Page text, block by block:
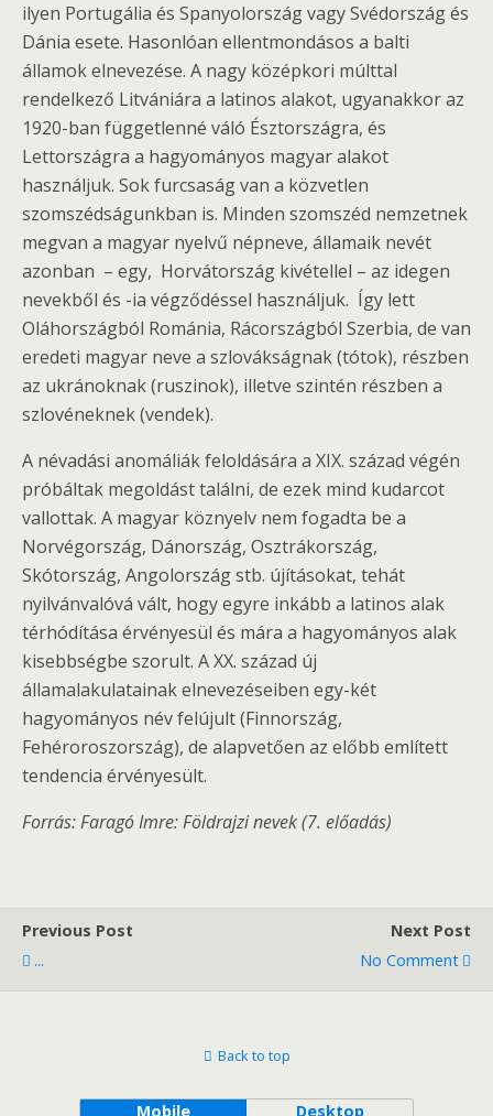
ilyen Portugália és Spanyolország vagy Svédország és
Dánia esete. Hasonlóan ellentmondásos a balti
államok elnevezése. A nagy középkori múlttal
rendelkező Litvániára a latinos alakot, ugyanakkor az
1920-ban függetlenné váló Észtországra, és
Lettországra a hagyományos magyar alakot
használjuk. Sok furcsaság van a közvetlen
szomszédságunkban is. Minden szomszéd nemzetnek
megvan a magyar nyelvű népneve, államaik nevét
azonban – egy, Horvátország kivétellel – az idegen
nevekből és -ia végződéssel használjuk. Így lett
Oláhországból Románia, Rácországból Szerbia, de van
eredeti magyar neve a szlovákságnak (tótok), részben
az ukránoknak (ruszinok), illetve szintén részben a
szlovéneknek (vendek).
A névadási anomáliák feloldására a XIX. század végén
próbáltak megoldást találni, de ezek mind kudarcot
vallottak. A magyar köznyelv nem fogadta be a
Norvégország, Dánország, Osztrákország,
Skótország, Angolország stb. újításokat, tehát
nyilvánvalóvá vált, hogy egyre inkább a latinos alak
térhódítása érvényesül és mára a hagyományos alak
kisebbségbe szorult. A XX. század új
államalakulatainak elnevezéseiben egy-két
hagyományos név felújult (Finnország,
Fehéroroszország), de alapvetően az előbb említett
tendencia érvényesült.
Forrás: Faragó Imre: Földrajzi nevek (7. előadás)
Previous Post
...
Next Post
No Comment
Back to top
Mobile Desktop